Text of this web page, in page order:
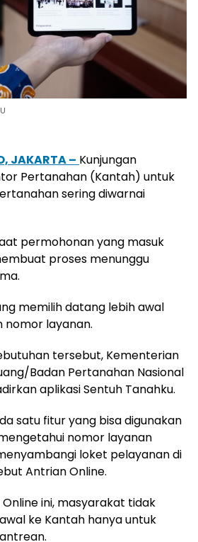
JAKARTA – Kunjungan
Pertanahan (Kantah) untuk
seringdiwarnai
permohonanyang masuk
proses menunggu
memilihdatang lebihawal
nomor layanan.
tersebut, Kementerian
Badan Pertanahan Nasional
aplikasiSentuh Tanahku.
satu fituryang bisadigunakan
nomor layanan
loket pelayanandi
AntrianOnline.
Onlineini, masyarakat tidak
awal ke Kantah hanyauntuk
antrean.